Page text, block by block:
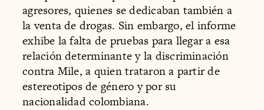
agresores, quienes se dedicaban también a
la venta de drogas. Sin embargo, el informe
exhibe la falta de pruebas para llegar a esa
relación determinante y la discriminación
contra Mile, a quien trataron a partir de
estereotipos de género y por su
nacionalidad colombiana.